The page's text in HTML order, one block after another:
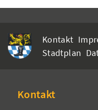
Kontakt
Stadtplan
Kontakt